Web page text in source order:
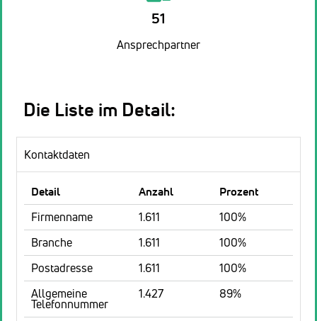
51
Ansprechpartner
Die Liste im Detail:
Kontaktdaten
Detail Anzahl
Prozent
Firmenname
1.611
100%
Branche
1.611
100%
Postadresse
1.611
100%
Allgemeine
Telefonnummer
1.427 89%